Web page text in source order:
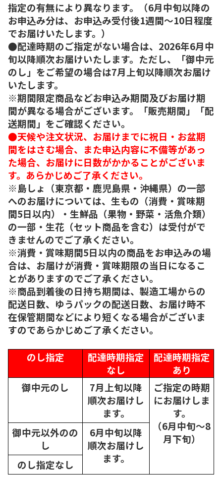
指定の有無により異なります。（6月中旬以降の
お申込み分は、お申込み受付後1週間～10日程度
でお届けいたします。）
●配達時期のご指定がない場合は、2026年6月中
旬以降順次お届けいたします。ただし、「御中元
のし」をご希望の場合は7月上旬以降順次お届け
いたします。
※期間限定商品などお申込み期間及びお届け期
間が異なる場合がございます。「販売期間」「配
送期間」をご確認ください。
●天候や注文状況、お届けまでに祝日・お盆期
間をはさむ場合、また申込内容に不備等があっ
た場合、お届けに日数がかかることがございま
す。あらかじめご了承ください。
※島しょ（東京都・鹿児島県・沖縄県）の一部
へのお届けについては、生もの（消費・賞味期
間5日以内）・生鮮品（果物・野菜・活魚介類）
の一部・生花（セット商品を含む）は受付がで
きませんのでご了承ください。
※消費・賞味期間5日以内の商品をお申込みの場
合は、お届けが消費・賞味期限の当日になるこ
とがありますのでご了承ください。
※商品到着後の日持ち期間は、製造工場からの
配送日数、ゆうパックの配送日数、お届け時不
在保管期間などにより短くなる場合がございま
すのであらかじめご了承ください。
のし指定
配達時期指定
なし
配達時期指定
あり
御中元のし
7月上旬以降
順次お届けし
ます。
ご指定の時期
にお届けしま
す。
（6月中旬～8
月下旬）
御中元以外のの
し
6月中旬以降
順次お届けし
ます。
のし指定なし